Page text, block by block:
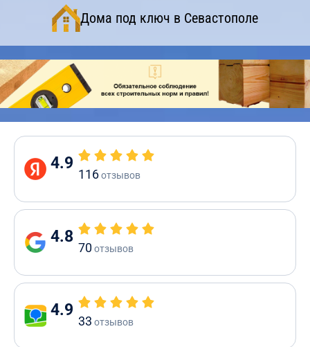
Дома под ключ в Севастополе
4.9
116отзывов
4.8
70отзывов
4.9
33 отзывов